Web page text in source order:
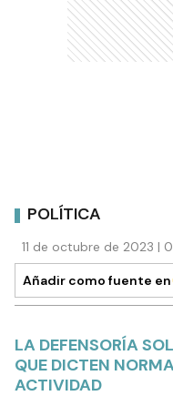
POLÍTICA
11 de octubre de 2023 |
Añadir como fuente en
LA DEFENSORÍA
QUE DICTEN
ACTIVIDAD